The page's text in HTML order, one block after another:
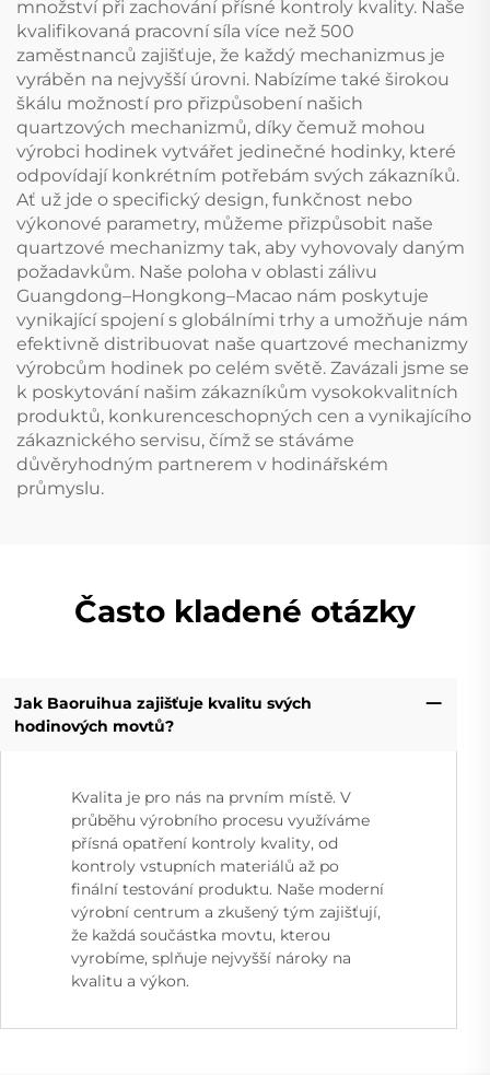
množství při zachování přísné kontroly kvality. Naše
kvalifikovaná pracovní síla více než 500
zaměstnanců zajišťuje, že každý mechanizmus je
vyráběn na nejvyšší úrovni. Nabízíme také širokou
škálu možností pro přizpůsobení našich
quartzových mechanizmů, díky čemuž mohou
výrobci hodinek vytvářet jedinečné hodinky, které
odpovídají konkrétním potřebám svých zákazníků.
Ať už jde o specifický design, funkčnost nebo
výkonové parametry, můžeme přizpůsobit naše
quartzové mechanizmy tak, aby vyhovovaly daným
požadavkům. Naše poloha v oblasti zálivu
Guangdong–Hongkong–Macao nám poskytuje
vynikající spojení s globálními trhy a umožňuje nám
efektivně distribuovat naše quartzové mechanizmy
výrobcům hodinek po celém světě. Zavázali jsme se
k poskytování našim zákazníkům vysokokvalitních
produktů, konkurenceschopných cen a vynikajícího
zákaznického servisu, čímž se stáváme
důvěryhodným partnerem v hodinářském
průmyslu.
Často kladené otázky
Jak Baoruihua zajišťuje kvalitu svých
hodinových movtů?
Kvalita je pro nás na prvním místě. V
průběhu výrobního procesu využíváme
přísná opatření kontroly kvality, od
kontroly vstupních materiálů až po
finální testování produktu. Naše moderní
výrobní centrum a zkušený tým zajišťují,
že každá součástka movtu, kterou
vyrobíme, splňuje nejvyšší nároky na
kvalitu a výkon.